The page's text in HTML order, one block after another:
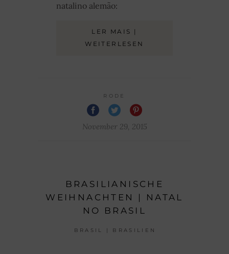
natalino alemão:
LER MAIS |
WEITERLESEN
RODE
November 29, 2015
BRASILIANISCHE
WEIHNACHTEN | NATAL
NO BRASIL
BRASIL | BRASILIEN